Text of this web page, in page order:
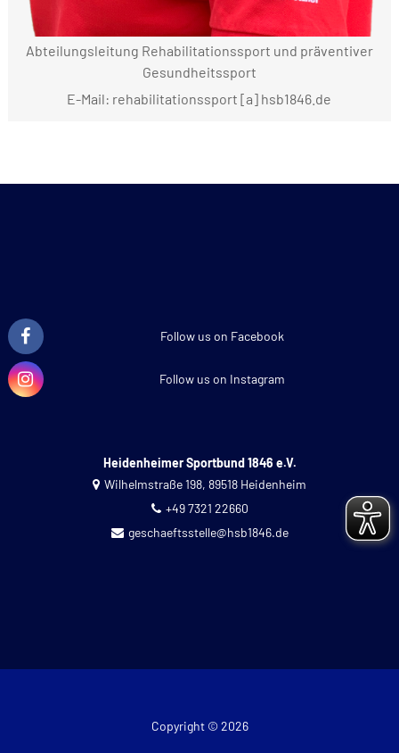
Abteilungsleitung Rehabilitationssport und präventiver
Gesundheitssport
E-Mail: rehabilitationssport [a] hsb1846.de
Follow us on Facebook
Follow us on Instagram
Heidenheimer Sportbund 1846 e.V.
Wilhelmstraße 198, 89518 Heidenheim
+49 7321 22660
geschaeftsstelle@hsb1846.de
Copyright © 2026